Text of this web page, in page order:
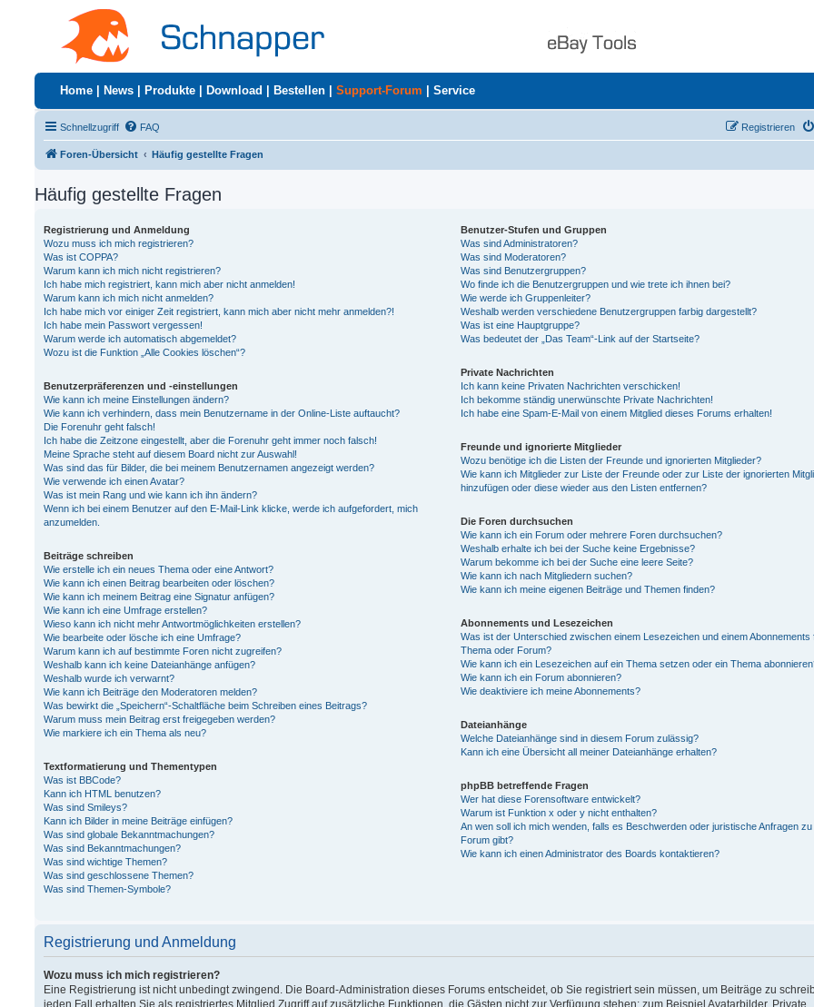
Home News Produkte Download Bestellen Support-Forum Service
Schnellzugriff FAQ Registrieren
Foren-Übersicht Häufig gestellte Fragen
Häufig gestellte Fragen
Registrierung und Anmeldung
Wozu muss ich mich registrieren?
Was ist COPPA?
Warum kann ich mich nicht registrieren?
Ich habe mich registriert, kann mich aber nicht anmelden!
Warum kann ich mich nicht anmelden?
Ich habe mich vor einiger Zeit registriert, kann mich aber nicht mehr anmelden?!
Ich habe mein Passwort vergessen!
Warum werde ich automatisch abgemeldet?
Wozu ist die Funktion „Alle Cookies löschen“?
Benutzerpräferenzen und -einstellungen
Wie kann ich meine Einstellungen ändern?
Wie kann ich verhindern, dass mein Benutzername in der Online-Liste auftaucht?
Die Forenuhr geht falsch!
Ich habe die Zeitzone eingestellt, aber die Forenuhr geht immer noch falsch!
Meine Sprache steht auf diesem Board nicht zur Auswahl!
Was sind das für Bilder, die bei meinem Benutzernamen angezeigt werden?
Wie verwende ich einen Avatar?
Was ist mein Rang und wie kann ich ihn ändern?
Wenn ich bei einem Benutzer auf den E-Mail-Link klicke, werde ich aufgefordert, mich
anzumelden.
Beiträge schreiben
Wie erstelle ich ein neues Thema oder eine Antwort?
Wie kann ich einen Beitrag bearbeiten oder löschen?
Wie kann ich meinem Beitrag eine Signatur anfügen?
Wie kann ich eine Umfrage erstellen?
Wieso kann ich nicht mehr Antwortmöglichkeiten erstellen?
Wie bearbeite oder lösche ich eine Umfrage?
Warum kann ich auf bestimmte Foren nicht zugreifen?
Weshalb kann ich keine Dateianhänge anfügen?
Weshalb wurde ich verwarnt?
Wie kann ich Beiträge den Moderatoren melden?
Was bewirkt die „Speichern“-Schaltfläche beim Schreiben eines Beitrags?
Warum muss mein Beitrag erst freigegeben werden?
Wie markiere ich ein Thema als neu?
Textformatierung und Thementypen
Was ist BBCode?
Kann ich HTML benutzen?
Was sind Smileys?
Kann ich Bilder in meine Beiträge einfügen?
Was sind globale Bekanntmachungen?
Was sind Bekanntmachungen?
Was sind wichtige Themen?
Was sind geschlossene Themen?
Was sind Themen-Symbole?
Benutzer-Stufen und Gruppen
Was sind Administratoren?
Was sind Moderatoren?
Was sind Benutzergruppen?
Wo finde ich die Benutzergruppen und wie trete ich ihnen bei?
Wie werde ich Gruppenleiter?
Weshalb werden verschiedene Benutzergruppen farbig dargestellt?
Was ist eine Hauptgruppe?
Was bedeutet der „Das Team“-Link auf der Startseite?
Private Nachrichten
Ich kann keine Privaten Nachrichten verschicken!
Ich bekomme ständig unerwünschte Private Nachrichten!
Ich habe eine Spam-E-Mail von einem Mitglied dieses Forums erhalten!
Freunde und ignorierte Mitglieder
Wozu benötige ich die Listen der Freunde und ignorierten Mitglieder?
Wie kann ich Mitglieder zur Liste der Freunde oder zur Liste der ignorierten
hinzufügen oder diese wieder aus den Listen entfernen?
Die Foren durchsuchen
Wie kann ich ein Forum oder mehrere Foren durchsuchen?
Weshalb erhalte ich bei der Suche keine Ergebnisse?
Warum bekomme ich bei der Suche eine leere Seite?
Wie kann ich nach Mitgliedern suchen?
Wie kann ich meine eigenen Beiträge und Themen finden?
Abonnements und Lesezeichen
Was ist der Unterschied zwischen einem Lesezeichen und einem Abonnements
Thema oder Forum?
Wie kann ich ein Lesezeichen auf ein Thema setzen oder ein Thema
Wie kann ich ein Forum abonnieren?
Wie deaktiviere ich meine Abonnements?
Dateianhänge
Welche Dateianhänge sind in diesem Forum zulässig?
Kann ich eine Übersicht all meiner Dateianhänge erhalten?
phpBB betreffende Fragen
Wer hat diese Forensoftware entwickelt?
Warum ist Funktion x oder y nicht enthalten?
An wen soll ich mich wenden, falls es Beschwerden oder juristische Anfragen
Forum gibt?
Wie kann ich einen Administrator des Boards kontaktieren?
Registrierung und Anmeldung
Wozu muss ich mich registrieren?
Eine Registrierung ist nicht unbedingt zwingend. Die Board-Administration dieses Forums entscheidet, ob Sie registriert sein müssen, um Beiträge zu
jeden Fall erhalten Sie als registriertes Mitglied Zugriff auf zusätzliche Funktionen, die Gästen nicht zur Verfügung stehen: zum Beispiel Avatarbilder, Private